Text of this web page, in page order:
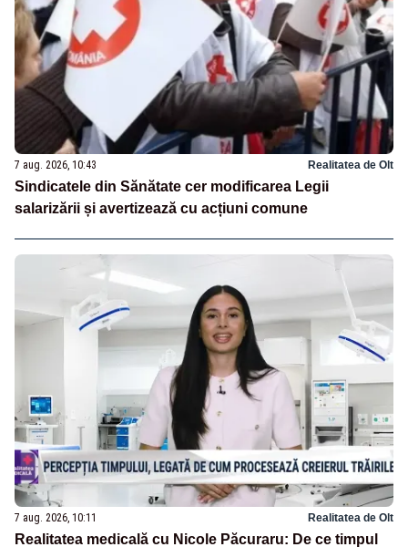
7 aug. 2026, 10:43 Realitatea de Olt
Sindicatele din Sănătate cer modificarea Legii
salarizării și avertizează cu acțiuni comune
7 aug. 2026, 10:11 Realitatea de Olt
Realitatea medicală cu Nicole Păcuraru: De ce timpul